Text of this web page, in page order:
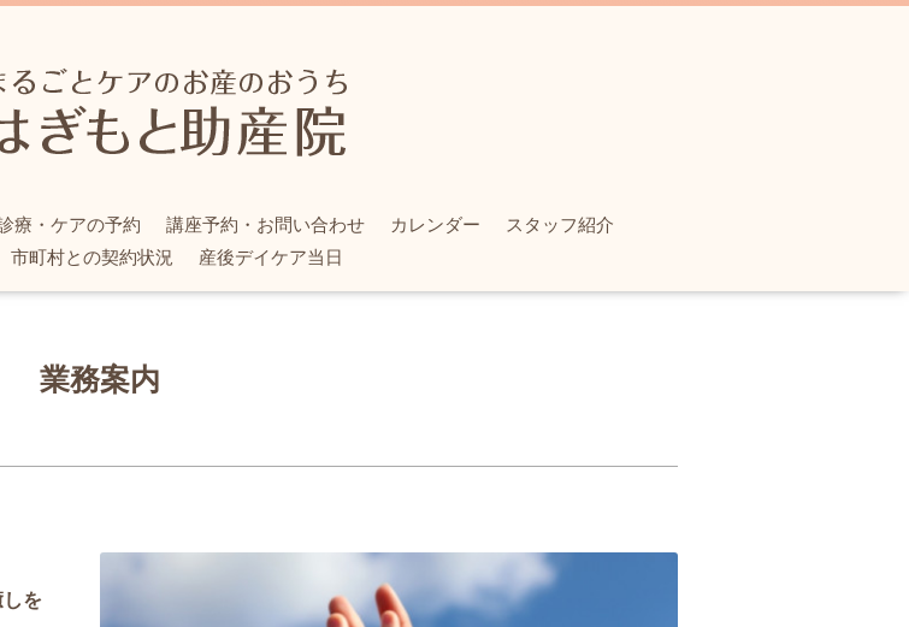
療・ケアの予約 講座予約・お問い合わせ カレンダー
スタッフ紹介
市町村との契約状況 産後デイケア当日
業務案内
を